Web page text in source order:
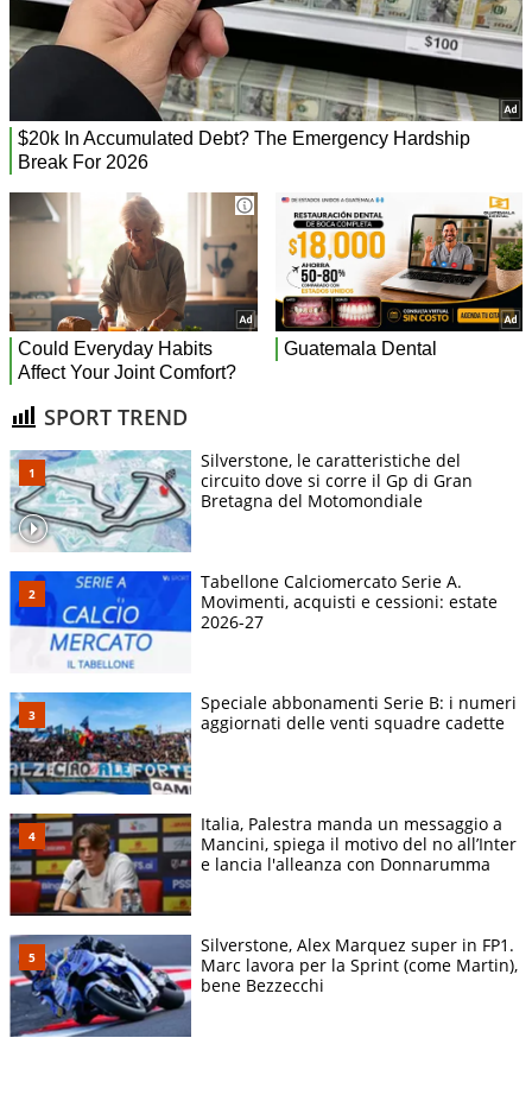
SPORT TREND
Silverstone, le caratteristiche del
circuito dove si corre il Gp di Gran
Bretagna del Motomondiale
Tabellone Calciomercato Serie A.
Movimenti, acquisti e cessioni: estate
2026-27
Speciale abbonamenti Serie B: i numeri
aggiornati delle venti squadre cadette
Italia, Palestra manda un messaggio a
Mancini, spiega il motivo del no all’Inter
e lancia l'alleanza con Donnarumma
Silverstone, Alex Marquez super in FP1.
Marc lavora per la Sprint (come Martin),
bene Bezzecchi